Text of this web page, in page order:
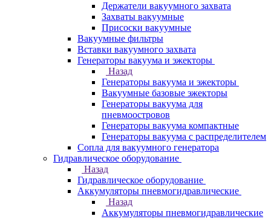
Держатели вакуумного захвата
Захваты вакуумные
Присоски вакуумные
Вакуумные фильтры
Вставки вакуумного захвата
Генераторы вакуума и эжекторы
Назад
Генераторы вакуума и эжекторы
Вакуумные базовые эжекторы
Генераторы вакуума для
пневмоостровов
Генераторы вакуума компактные
Генераторы вакуума с распределителем
Сопла для вакуумного генератора
Гидравлическое оборудование
Назад
Гидравлическое оборудование
Аккумуляторы пневмогидравлические
Назад
Аккумуляторы пневмогидравлические